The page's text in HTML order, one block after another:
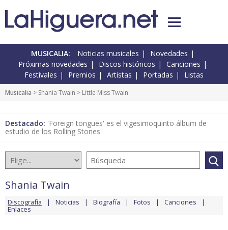
MUSICALIA: Noticias musicales
Novedades
Próximas novedades
Discos históricos
Canciones
Festivales
Premios Artistas Portadas Listas
Musicalia > Shania Twain > Little Miss Twain
Destacado: 'Foreign tongues' es el vigesimoquinto álbum de
estudio de los Rolling Stones
Shania Twain
Discografía Noticias Biografía Fotos Canciones
Enlaces